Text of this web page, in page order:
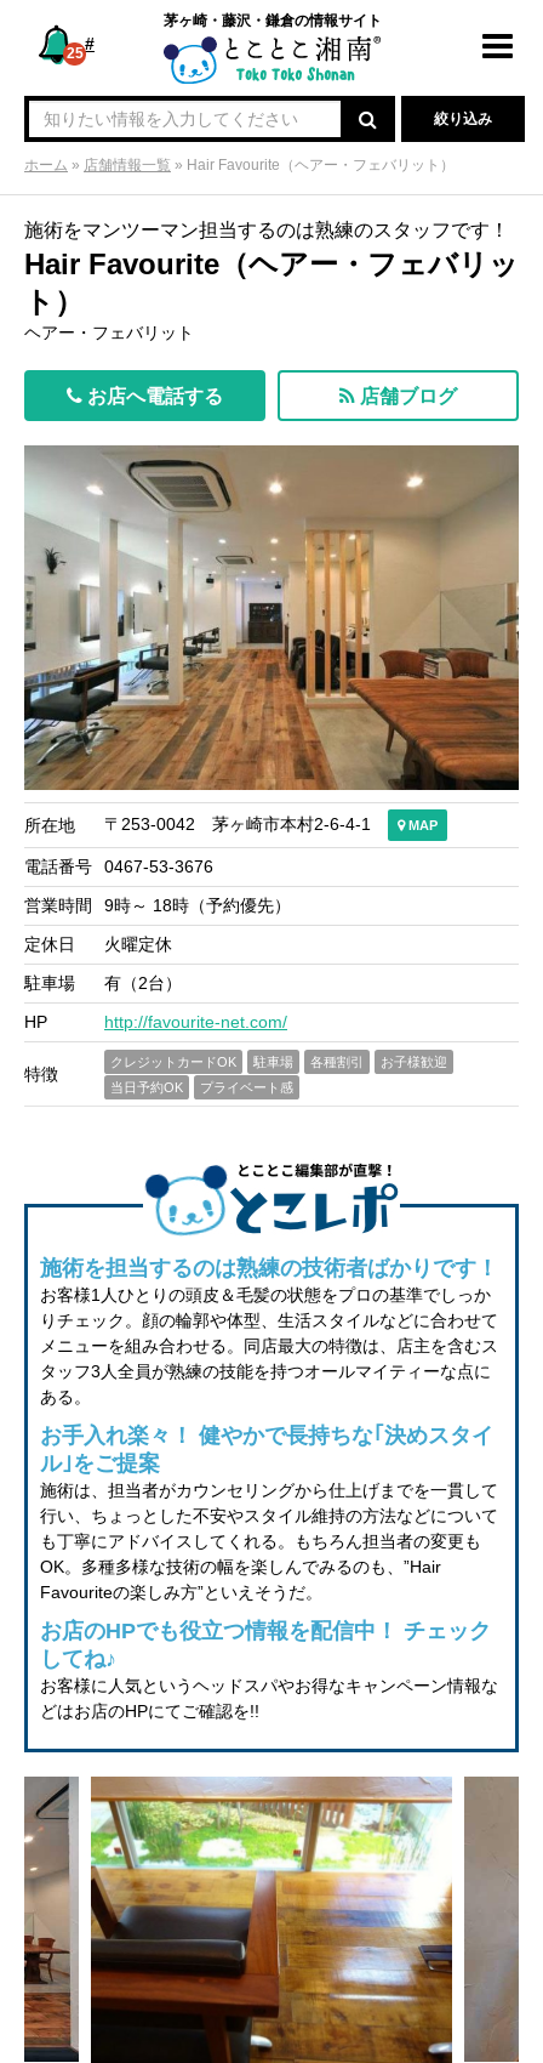
#
25
茅ヶ崎・藤沢・鎌倉の情報サイト
絞り込み
ホーム » 店舗情報一覧 » Hair Favourite（ヘアー・フェバリット）
施術をマンツーマン担当するのは熟練のスタッフです！
Hair Favourite（ヘアー・フェバリッ
ト）
ヘアー・フェバリット
お店へ電話する 店舗ブログ
所在地 〒253-0042 茅ヶ崎市本村2-6-4-1 MAP
電話番号
0467-53-3676
営業時間
9時～ 18時（予約優先）
定休日
火曜定休
駐車場
有（2台）
HP
http://favourite-net.com/
特徴
クレジットカードOK 駐車場 各種割引
お子様歓迎
当日予約OK
プライベート感
施術を担当するのは熟練の技術者ばかりです！
お客様1人ひとりの頭皮＆毛髪の状態をプロの基準でしっか
りチェック。顔の輪郭や体型、生活スタイルなどに合わせて
メニューを組み合わせる。同店最大の特徴は、店主を含むス
タッフ3人全員が熟練の技能を持つオールマイティーな点に
ある。
お手入れ楽々！ 健やかで長持ちな｢決めスタイ
ル｣をご提案
施術は、担当者がカウンセリングから仕上げまでを一貫して
行い、ちょっとした不安やスタイル維持の方法などについて
も丁寧にアドバイスしてくれる。もちろん担当者の変更も
OK。多種多様な技術の幅を楽しんでみるのも、”Hair
Favouriteの楽しみ方”といえそうだ。
お店のHPでも役立つ情報を配信中！ チェック
してね♪
お客様に人気というヘッドスパやお得なキャンペーン情報な
どはお店のHPにてご確認を!!